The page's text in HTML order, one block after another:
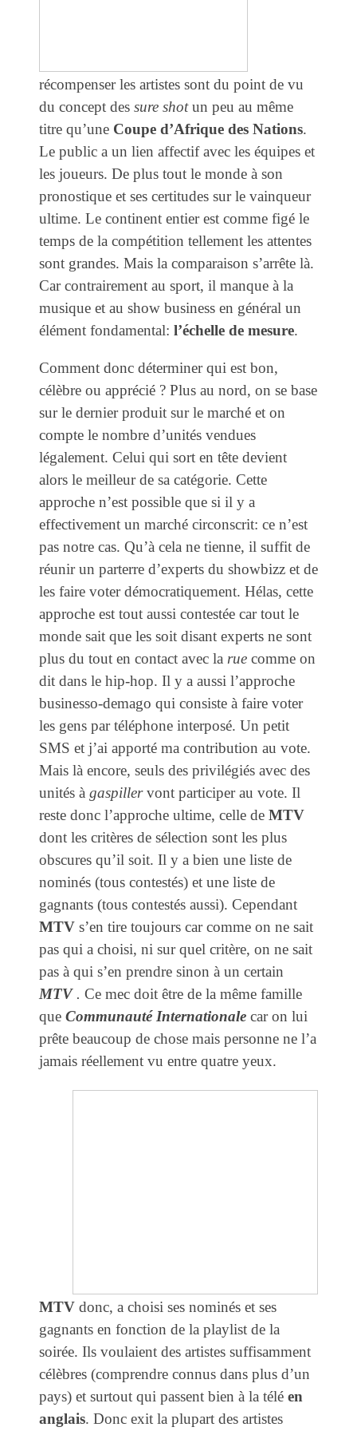
récompenser les artistes sont du point de vu
du concept des sure shotun peu au même
titre qu’une Coupe d’Afrique des Nations.
Le public a un lien affectif avec les équipes et
les joueurs. De plus tout le monde à son
pronostique et ses certitudes sur le vainqueur
ultime. Le continent entier est comme figé le
temps de la compétition tellement les attentes
sont grandes. Mais la comparaison s’arrête là.
Car contrairement au sport, il manque à la
musique et au show business en général un
élément fondamental: l’échelle de mesure.
Comment donc déterminer qui est bon,
célèbre ou apprécié ? Plus au nord, on se base
sur le dernier produit sur le marché et on
compte le nombre d’unités vendues
légalement. Celui qui sort en tête devient
alors le meilleur de sa catégorie. Cette
approche n’est possible que si il y a
effectivement un marché circonscrit: ce n’est
pas notre cas. Qu’à cela ne tienne, il suffit de
réunir un parterre d’experts du showbizz et de
les faire voter démocratiquement. Hélas, cette
approche est tout aussi contestée car tout le
monde sait que les soit disant experts ne sont
plus du tout en contact avec la rue comme on
dit dans le hip-hop. Il y a aussi l’approche
businesso-demago qui consiste à faire voter
les gens par téléphone interposé. Un petit
SMS et j’ai apporté ma contribution au vote.
Mais là encore, seuls des privilégiés avec des
unités à gaspillervont participer au vote. Il
reste donc l’approche ultime, celle de MTV
dont les critères de sélection sont les plus
obscures qu’il soit. Il y a bien une liste de
nominés (tous contestés) et une liste de
gagnants (tous contestés aussi). Cependant
MTV s’en tire toujours car comme on ne sait
pas qui a choisi, ni sur quel critère, on ne sait
pas à qui s’en prendre sinon à un certain
MTV . Ce mec doit être de la même famille
que Communauté Internationale car on lui
prête beaucoup de chose mais personne ne l’a
jamais réellement vu entre quatre yeux.
MTV donc, a choisi ses nominés et ses
gagnants en fonction de la playlist de la
soirée. Ils voulaient des artistes suffisamment
célèbres (comprendre connus dans plus d’un
pays) et surtout qui passent bien à la télé en
anglais. Donc exit la plupart des artistes